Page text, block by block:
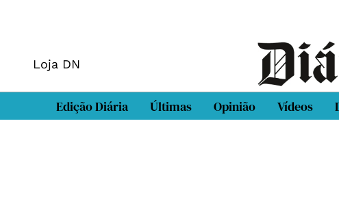
Loja DN
Edição Diária Últimas Opinião Vídeos